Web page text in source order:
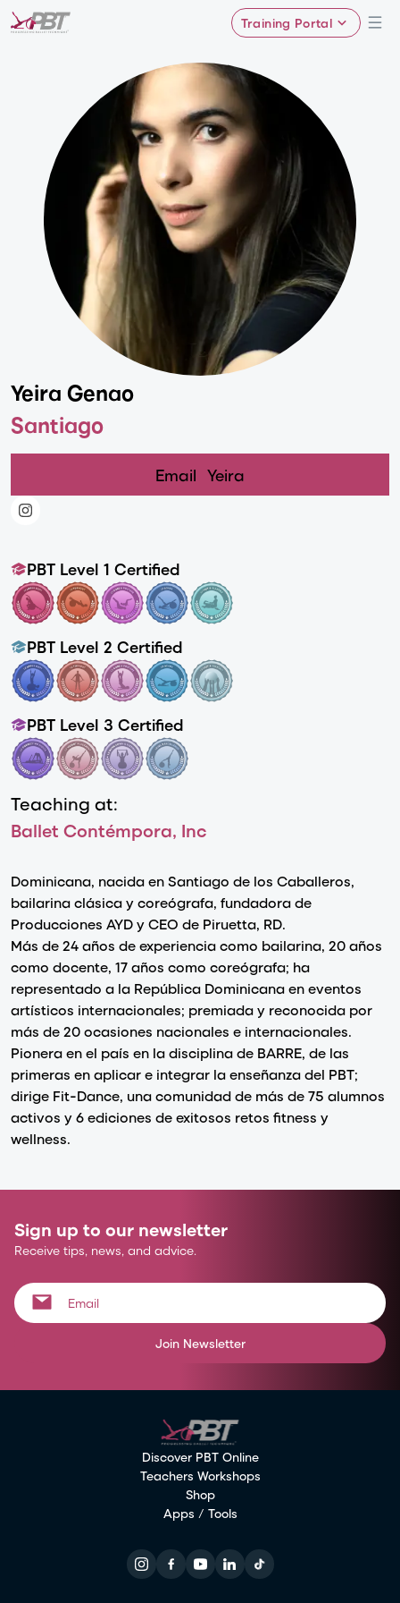
Training Portal
Yeira Genao
Santiago
Email Yeira
PBT Level 1 Certified
PBT Level 2 Certified
PBT Level 3 Certified
Teaching at:
Ballet Contémpora, Inc
Dominicana, nacida en Santiago de los Caballeros,
bailarina clásica y coreógrafa, fundadora de
Producciones AYD y CEO de Piruetta, RD.
Más de 24 años de experiencia como bailarina, 20 años
como docente, 17 años como coreógrafa; ha
representado a la República Dominicana en eventos
artísticos internacionales; premiada y reconocida por
más de 20 ocasiones nacionales e internacionales.
Pionera en el país en la disciplina de BARRE, de las
primeras en aplicar e integrar la enseñanza del PBT;
dirige Fit-Dance, una comunidad de más de 75 alumnos
activos y 6 ediciones de exitosos retos fitness y
wellness.
Sign up to our newsletter
Receive tips, news, and advice.
Join Newsletter
Discover PBT Online
Teachers Workshops
Shop
Apps / Tools